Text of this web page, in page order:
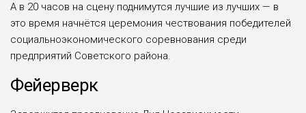
А в 20 часов на сцену поднимутся лучшие из лучших — в
это время начнётся церемония чествования победителей
социально­экономического соревнования среди
предприятий Советского района.
Фейерверк